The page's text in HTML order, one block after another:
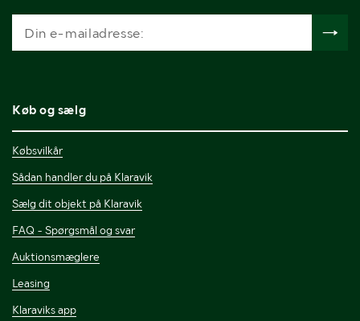
Køb og sælg
Købsvilkår
Sådan handler du på Klaravik
Sælg dit objekt på Klaravik
FAQ - Spørgsmål og svar
Auktionsmæglere
Leasing
Klaraviks app